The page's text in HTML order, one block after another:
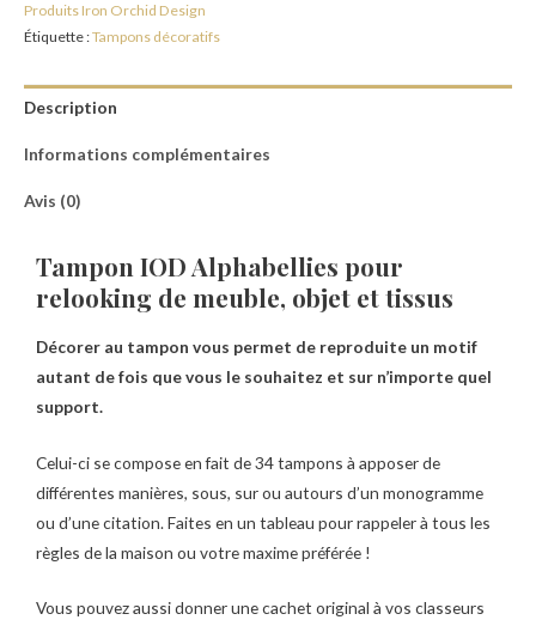
Produits Iron Orchid Design
Étiquette :Tampons décoratifs
Description
Informations complémentaires
Avis (0)
Tampon IOD Alphabellies pour
relooking de meuble, objet et tissus
Décorer au tampon vous permet de reproduite un motif
autant de fois que vous le souhaitez et sur n’importe quel
support.
Celui-ci se compose en fait de 34 tampons à apposer de
différentes manières, sous, sur ou autours d’un monogramme
ou d’une citation. Faites en un tableau pour rappeler à tous les
règles de la maison ou votre maxime préférée !
Vous pouvez aussi donner une cachet original à vos classeurs